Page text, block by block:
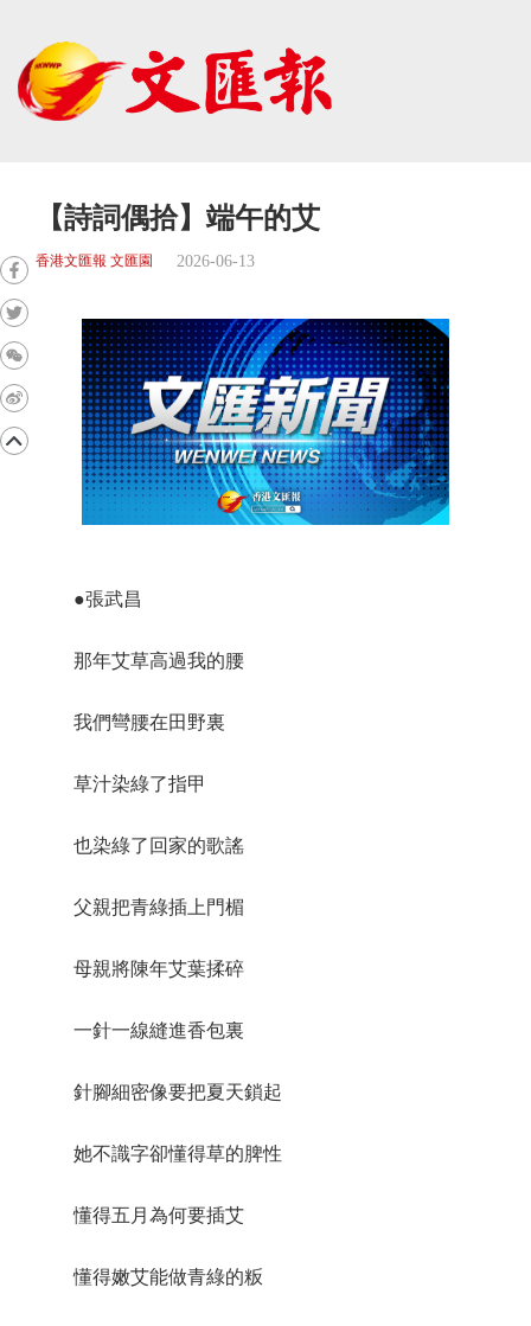
【詩詞偶拾】端午的艾
香港文匯報 文匯園 2026-06-13
●張武昌
那年艾草高過我的腰
我們彎腰在田野裏
草汁染綠了指甲
也染綠了回家的歌謠
父親把青綠插上門楣
母親將陳年艾葉揉碎
一針一線縫進香包裏
針腳細密像要把夏天鎖起
她不識字卻懂得草的脾性
懂得五月為何要插艾
懂得嫩艾能做青綠的粄